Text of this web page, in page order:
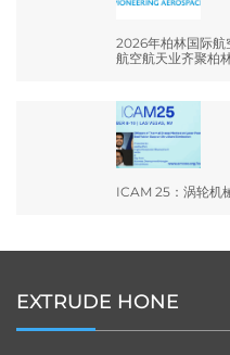
2026年柏林国际
航空航天业齐聚柏
ICAM 25：涡轮机
EXTRUDE HONE